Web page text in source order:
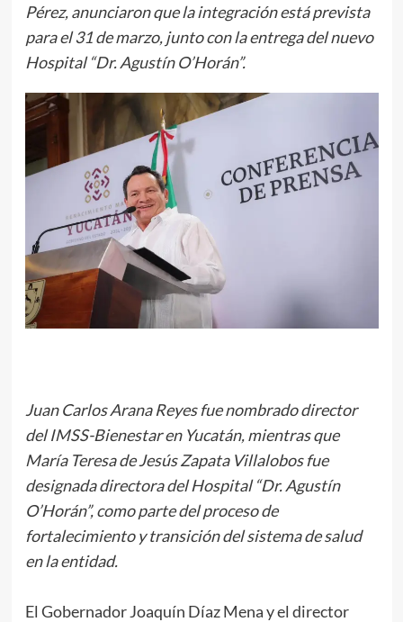
Pérez, anunciaron que la integración está prevista
para el 31 de marzo, junto con la entrega del nuevo
Hospital “Dr. Agustín O’Horán”.
Juan Carlos Arana Reyes fue nombrado director
del IMSS-Bienestar en Yucatán, mientras que
María Teresa de Jesús Zapata Villalobos fue
designada directora del Hospital “Dr. Agustín
O’Horán”, como parte del proceso de
fortalecimiento y transición del sistema de salud
en la entidad.
El Gobernador Joaquín Díaz Mena y el director